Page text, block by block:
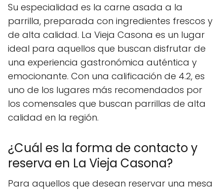
Su especialidad es la carne asada a la
parrilla, preparada con ingredientes frescos y
de alta calidad. La Vieja Casona es un lugar
ideal para aquellos que buscan disfrutar de
una experiencia gastronómica auténtica y
emocionante. Con una calificación de 4.2, es
uno de los lugares más recomendados por
los comensales que buscan parrillas de alta
calidad en la región.
¿Cuál es la forma de contacto y
reserva en La Vieja Casona?
Para aquellos que desean reservar una mesa